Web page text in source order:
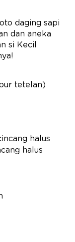
daging sapi
dan aneka
si Kecil
tetelan)
halus
halus